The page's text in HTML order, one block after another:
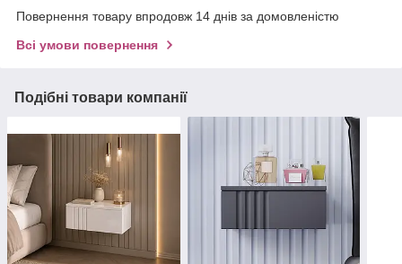
Повернення товару впродовж 14 днів за домовленістю
Всі умови повернення
Подібні товари компанії